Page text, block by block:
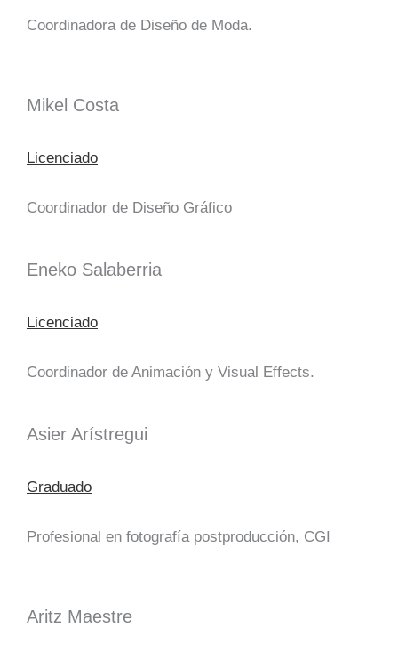
Coordinadora de Diseño de Moda.
Mikel Costa
Licenciado
Coordinador de Diseño Gráfico
Eneko Salaberria
Licenciado
Coordinador de Animación y Visual Effects.
Asier Arístregui
Graduado
Profesional en fotografía postproducción, CGI
Aritz Maestre